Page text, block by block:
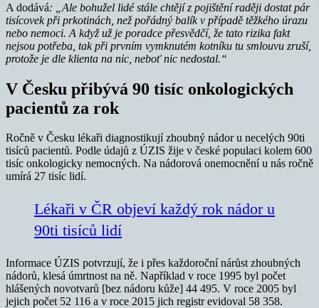
A dodává: „Ale bohužel lidé stále chtějí z pojištění raději dostat pár
tisícovek při prkotinách, než pořádný balík v případě těžkého úrazu
nebo nemoci. A když už je poradce přesvědčí, že tato rizika fakt
nejsou potřeba, tak při prvním vymknutém kotníku tu smlouvu zruší,
protože je dle klienta na nic, neboť nic nedostal.“
V Česku přibývá 90 tisíc onkologických
pacientů za rok
Ročně v Česku lékaři diagnostikují zhoubný nádor u necelých 90ti
tisíců pacientů. Podle údajů z ÚZIS žije v české populaci kolem 600
tisíc onkologicky nemocných. Na nádorová onemocnění u nás ročně
umírá 27 tisíc lidí.
Lékaři v ČR objeví každý rok nádor u
90ti tisíců lidí
Informace ÚZIS potvrzují, že i přes každoroční nárůst zhoubných
nádorů, klesá úmrtnost na ně. Například v roce 1995 byl počet
hlášených novotvarů [bez nádoru kůže] 44 495. V roce 2005 byl
jejich počet 52 116 a v roce 2015 jich registr evidoval 58 358.